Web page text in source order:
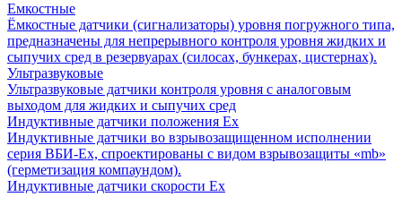
Емкостные
Ёмкостные датчики (сигнализаторы) уровня погружного типа,
предназначены для непрерывного контроля уровня жидких и
сыпучих сред в резервуарах (силосах, бункерах, цистернах).
Ультразвуковые
Ультразвуковые датчики контроля уровня с аналоговым
выходом для жидких и сыпучих сред
Индуктивные датчики положения Ех
Индуктивные датчики во взрывозащищенном исполнении
серия ВБИ-Ех, спроектированы с видом взрывозащиты «mb»
(герметизация компаундом).
Индуктивные датчики скорости Ех